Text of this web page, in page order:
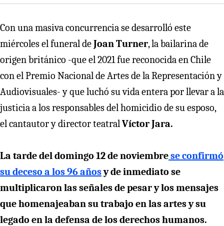
Con una masiva concurrencia se desarrolló este
miércoles el funeral deJoan Turner, la bailarina de
origen británico -que el 2021 fue reconocida en Chile
con el Premio Nacional de Artes de la Representación y
Audiovisuales- y que luchó su vida entera por llevar a la
justicia a los responsables del homicidio de su esposo,
el cantautor y director teatralVíctor Jara.
La tarde del domingo 12 de noviembrese confirmó
su deceso a los 96 añosy de inmediato se
multiplicaron las señales de pesar y los mensajes
que homenajeaban su trabajo en las artes y su
legado en la defensa de los derechos humanos.